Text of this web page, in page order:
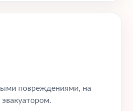
повреждениями, на